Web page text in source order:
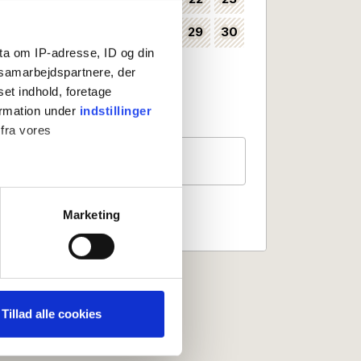
om IP-adresse, ID og din
der
indhold, foretage
under indstillinger
vores
og til at analysere
for sociale medier,
Marketing
Tillad alle cookies
29 30
31
Kan vælges som ankomstdag
Ankomst ikke mulig